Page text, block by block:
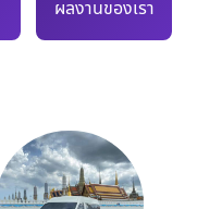
ผลงานของเรา